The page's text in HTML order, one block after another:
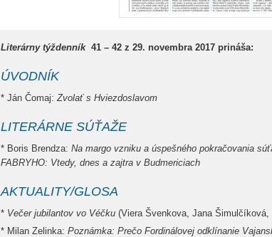
Literárny týždenník41 – 42 z 29. novembra 2017 prináša:
ÚVODNÍK
* Ján Čomaj:Zvolať s Hviezdoslavom
LITERÁRNE SÚŤAŽE
* Boris Brendza: Na margo vzniku a úspešného pokračovania
FABRYHO: Vtedy, dnes a zajtra v Budmericiach
AKTUALITY/GLOSA
* Večer jubilantov vo Véčku (Viera Švenkova, Jana
* Milan Zelinka: Poznámka: Prečo Fordinálovej odklínanie